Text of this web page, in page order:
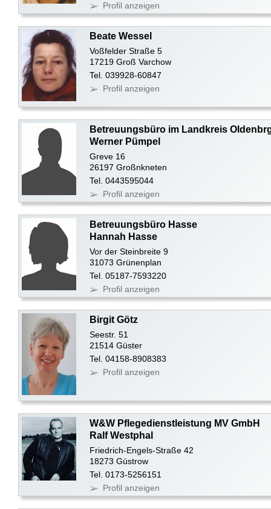
Profil anzeigen
Beate Wessel
Voßfelder Straße 5
17219 Groß Varchow
Tel. 039928-60847
Profil anzeigen
Betreuungsbüro im Landkreis
Werner Pümpel
Greve 16
26197 Großnkneten
Tel. 0443595044
Profil anzeigen
Betreuungsbüro Hasse
Hannah Hasse
Vor der Steinbreite 9
31073 Grünenplan
Tel. 05187-7593220
Profil anzeigen
Birgit Götz
Seestr. 51
21514 Güster
Tel. 04158-8908383
Profil anzeigen
W&W Pflegedienstleistung MV GmbH
Ralf Westphal
Friedrich-Engels-Straße 42
18273 Güstrow
Tel. 0173-5256151
Profil anzeigen